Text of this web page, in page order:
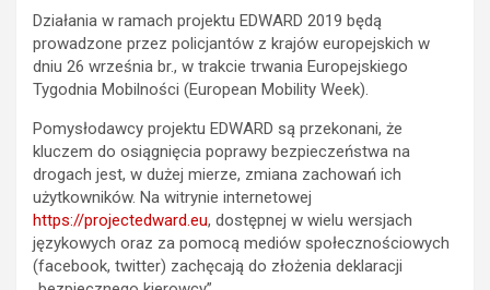
Działania w ramach projektu EDWARD 2019 będą
prowadzone przez policjantów z krajów europejskich w
dniu 26 września br., w trakcie trwania Europejskiego
Tygodnia Mobilności (European Mobility Week).
Pomysłodawcy projektu EDWARD są przekonani, że
kluczem do osiągnięcia poprawy bezpieczeństwa na
drogach jest, w dużej mierze, zmiana zachowań ich
użytkowników. Na witrynie internetowej
https://projectedward.eu, dostępnej w wielu wersjach
językowych oraz za pomocą mediów społecznościowych
(facebook, twitter) zachęcają do złożenia deklaracji